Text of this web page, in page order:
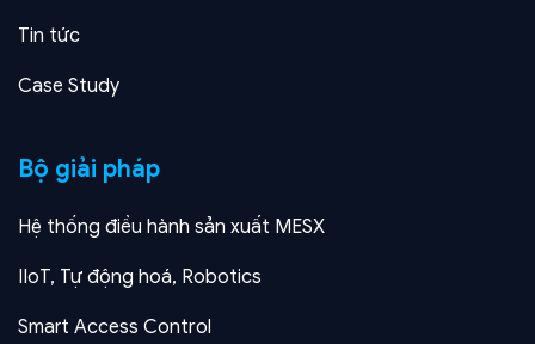
Tin tức
Case Study
Bộ giải pháp
Hệ thống điều hành sản xuất MESX
IIoT, Tự động hoá, Robotics
Smart Access Control